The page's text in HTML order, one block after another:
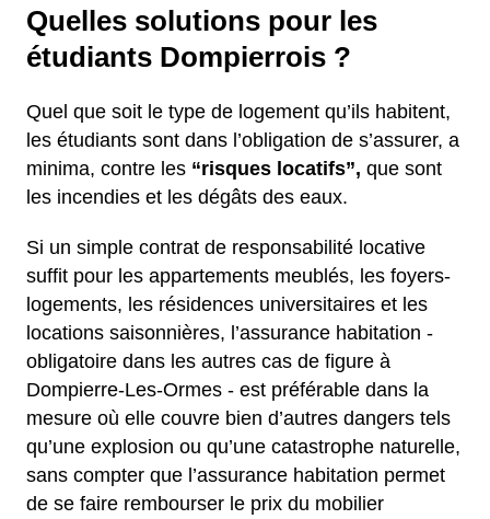
Quelles solutions pour les
étudiants Dompierrois ?
Quel que soit le type de logement qu’ils habitent,
les étudiants sont dans l’obligation de s’assurer, a
minima, contre les “risques locatifs”, que sont
les incendies et les dégâts des eaux.
Si un simple contrat de responsabilité locative
suffit pour les appartements meublés, les foyers-
logements, les résidences universitaires et les
locations saisonnières, l’assurance habitation -
obligatoire dans les autres cas de figure à
Dompierre-Les-Ormes - est préférable dans la
mesure où elle couvre bien d’autres dangers tels
qu’une explosion ou qu’une catastrophe naturelle,
sans compter que l’assurance habitation permet
de se faire rembourser le prix du mobilier